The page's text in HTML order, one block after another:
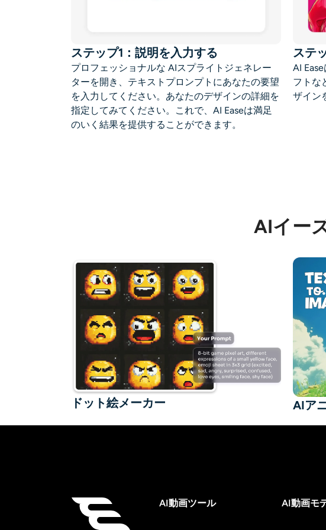
ステップ1：説明を入力する
プロフェッショナルな AIスプライトジェネレー
ターを開き、テキストプロンプトにあなたの要望
を入力してください。あなたのデザインの詳細を
指定してみてください。これで、AI Easeは満足
のいく結果を提供することができます。
ステ
AI
フトな
ザイン
AIイー
ドット絵メーカー AIア
AI動画ツール AI動画モ